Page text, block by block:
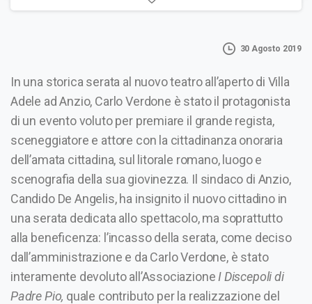
30 Agosto 2019
In una storica serata al nuovo teatro all’aperto di Villa
Adele ad Anzio, Carlo Verdone è stato il protagonista
di un evento voluto per premiare il grande regista,
sceneggiatore e attore con la cittadinanza onoraria
dell’amata cittadina, sul litorale romano, luogo e
scenografia della sua giovinezza. Il sindaco di Anzio,
Candido De Angelis, ha insignito il nuovo cittadino in
una serata dedicata allo spettacolo, ma soprattutto
alla beneficenza: l’incasso della serata, come deciso
dall’amministrazione e da Carlo Verdone, è stato
interamente devoluto all’Associazione I Discepoli di
Padre Pio, quale contributo per la realizzazione del